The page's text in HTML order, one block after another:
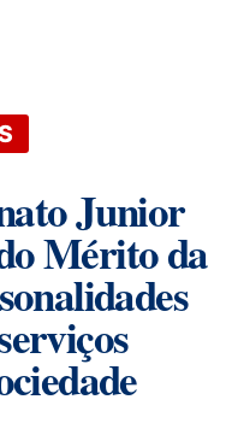
Junior
Mérito da